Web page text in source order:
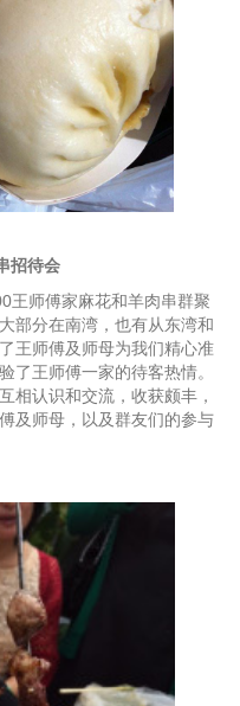
招待会
王师傅家麻花和羊肉串群聚
部分在南湾，也有从东湾和
王师傅及师母为我们精心准
了王师傅一家的待客热情。
相认识和交流，收获颇丰，
及师母，以及群友们的参与